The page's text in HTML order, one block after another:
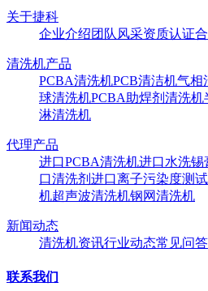
关于捷科
企业介绍团队风采资质认证
清洗机产品
PCBA清洗机PCB清洁机气相
球清洗机PCBA助焊剂清洗机
淋清洗机
代理产品
进口PCBA清洗机进口水洗锡
口清洗剂 进口离子污染度测
机超声波清洗机钢网清洗机
新闻动态
清洗机资讯行业动态常见问答
联系我们